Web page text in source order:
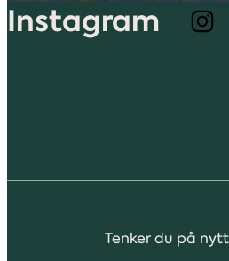
Instagram
Tenker du på